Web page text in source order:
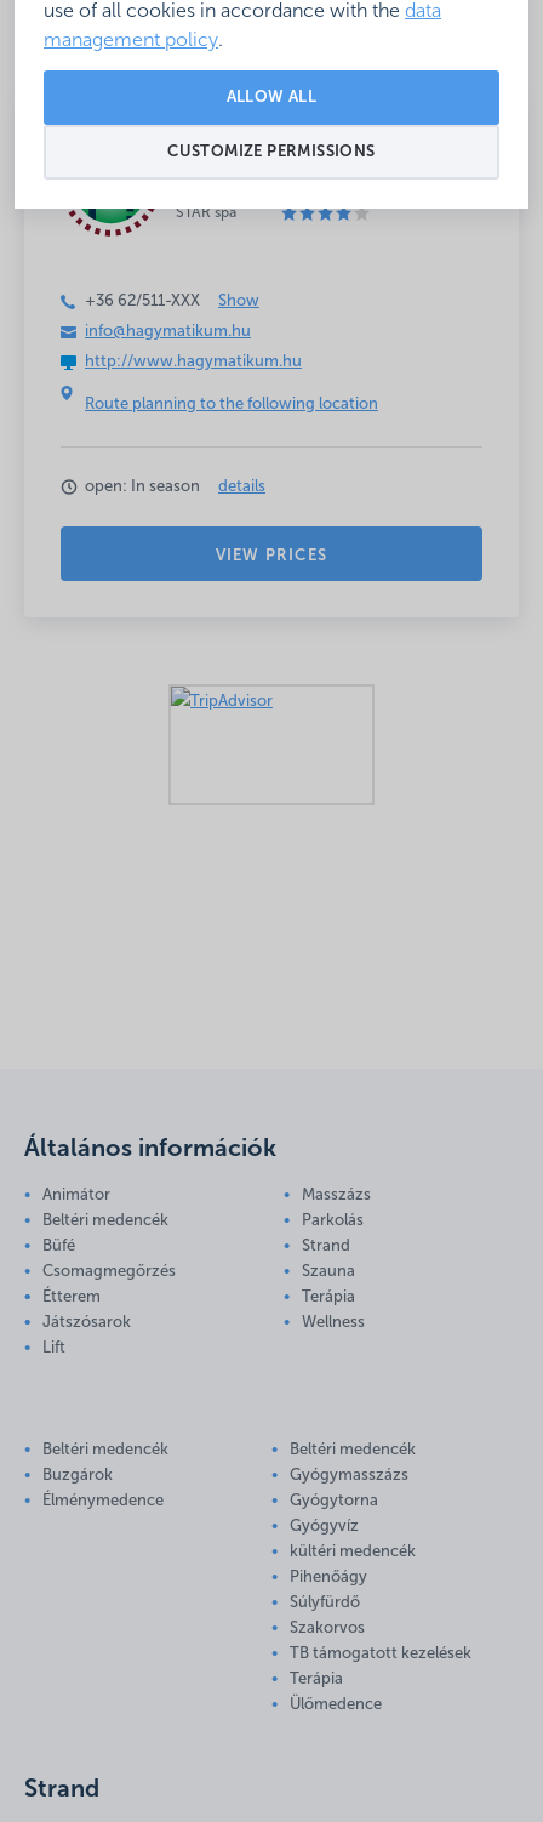
use of all cookies in accordance with the data
management policy.
ALLOW ALL
CUSTOMIZE PERMISSIONS
Qualified spa
STAR
STAR spa
+36 62/511-XXX
Show
info@hagymatikum.hu
http://www.hagymatikum.hu
Route planning to the following location
open: In season details
VIEW PRICES
Általános információk
Animátor
Beltéri medencék
Büfé
Csomagmegőrzés
Étterem
Játszósarok
Lift
Masszázs
Parkolás
Strand
Szauna
Terápia
Wellness
Beltéri medencék
Buzgárok
Élménymedence
Beltéri medencék
Gyógymasszázs
Gyógytorna
Gyógyvíz
kültéri medencék
Pihenőágy
Súlyfürdő
Szakorvos
TB támogatott kezelések
Terápia
Ülőmedence
Strand